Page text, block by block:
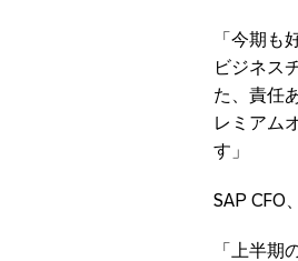
「今期も
ビジネス
た、責任
レミアム
す」
SAP CFO
「上半期